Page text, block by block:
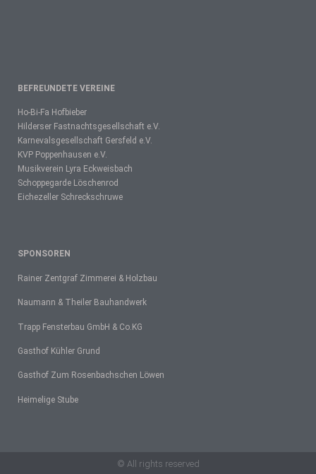
BEFREUNDETE VEREINE
Ho-Bi-Fa Hofbieber
Hilderser Fastnachtsgesellschaft e.V.
Karnevalsgesellschaft Gersfeld e.V.
KVP Poppenhausen e.V.
Musikverein Lyra Eckweisbach
Schoppegarde Löschenrod
Eichezeller Schreckschruwe
SPONSOREN
Rainer Zentgraf Zimmerei & Holzbau
Naumann & Theiler Bauhandwerk
Trapp Fensterbau GmbH & Co.KG
Gasthof Kühler Grund
Gasthof Zum Rosenbachschen Löwen
Heimelige Stube
© All rights reserved